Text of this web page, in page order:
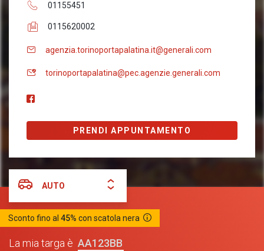
01155451
0115620002
agenzia.torinoportapalatina.it@generali.com
torinoportapalatina@pec.agenzie.generali.com
PRENDI APPUNTAMENTO
AUTO
Sconto fino al 45% con scatola nera
La mia targa è
AA123BB